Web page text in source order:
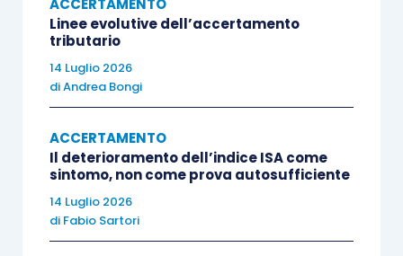
intersecano letutele a favore dei contribuenti
espressamente previste dalla normativa
tributaria con quelle della disciplina relativa al
trattamento dei dati personali.
Sempre più compliance grazie all’intelligenza
artificiale
ACCERTAMENTO
Linee evolutive dell’accertamento
tributario
14 Luglio 2026
diAndrea Bongi
ACCERTAMENTO
Il deterioramento dell’indice ISA come
sintomo, non come prova autosufficiente
14 Luglio 2026
di Fabio Sartori